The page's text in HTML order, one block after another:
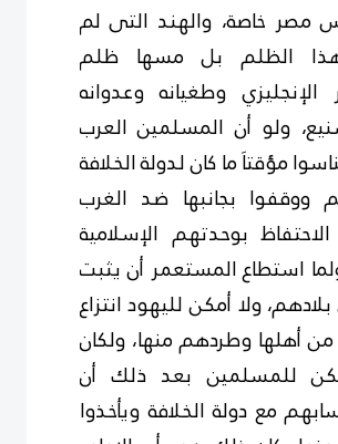
مصر خاصة، والهند التى لم
الظلم بل مسها ظلم
الإنجليزي وطغيانه وعدوانه
ولو أن المسلمين العرب
مؤقتاَ ما كان لدولة الخلافة
ووقفوا بجانبها ضد الغرب
بوحدتهم الإسلامية
استطاع المستعمر أن يثبت
ولا أمكن لليهود انتزاع
أهلها وطردهم منها، ولكان
للمسلمين بعد ذلك أن
مع دولة الخلافة ويأخذوا